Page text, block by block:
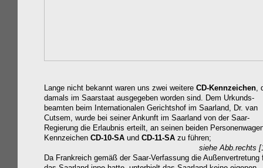
Lange nicht bekannt waren uns zwei weitere CD-Kennzeichen,
damals im Saarstaat ausgegeben worden sind. Dem Urkunds-
beamten beim Internationalen Gerichtshof im Saarland, Dr. van
Cutsem, wurde bei seiner Ankunft im Saarland von der Saar-
Regierung die Erlaubnis erteilt, an seinen beiden
Kennzeichen CD-10-SA und CD-11-SA zu führen;
siehe Abb.rechts
Da Frankreich gemäß der Saar-Verfassung die Außenvertretung